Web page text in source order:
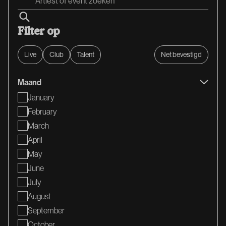
Filter op
Live Club Talent Net bevestigd
Maand
January
February
March
April
May
June
July
August
September